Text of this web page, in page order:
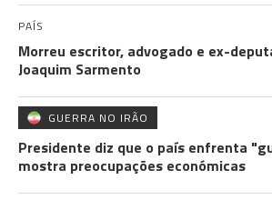
PAÍS
Morreu escritor, advogado e ex-
Joaquim Sarmento
GUERRA NO IRÃO
Presidente diz que o país enfrenta
mostra preocupações económicas